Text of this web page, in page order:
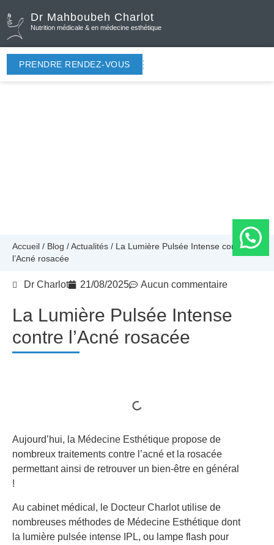
Dr Mahboubeh Charlot
Nutrition médicale & en médecine esthétique
PRENDRE RENDEZ-VOUS
Accueil / Blog / Actualités / La Lumière Pulsée Intense contre
l’Acné rosacée
Dr Charlot 21/08/2025 Aucun commentaire
La Lumière Pulsée Intense
contre l’Acné rosacée
Aujourd’hui, la Médecine Esthétique propose de
nombreux traitements contre l’acné et la rosacée
permettant ainsi de retrouver un bien-être en général
!
Au cabinet médical, le Docteur Charlotutilise de
nombreuses méthodes de Médecine Esthétique dont
la lumière pulsée intense IPL, ou lampe flash pour